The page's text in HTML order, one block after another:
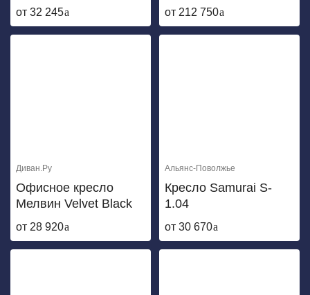
от 32 245 от 212 750
Диван.Ру
Офисное кресло
Мелвин Velvet Black
от 28 920
Альянс-Поволжье
Кресло Samurai S-
1.04
от 30 670